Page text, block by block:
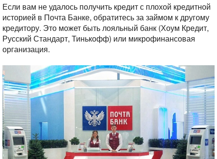
Если вам не удалось получить кредит с плохой кредитной
историей в Почта Банке, обратитесь за займом к другому
кредитору. Это может быть лояльный банк (Хоум Кредит,
Русский Стандарт, Тинькофф) или микрофинансовая
организация.